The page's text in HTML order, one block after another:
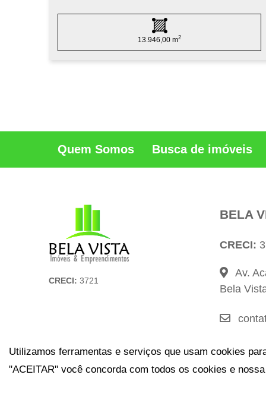
13.946,00 m2
Quem Somos Busca de imóveis
Utilizamos ferramentas e serviços que usam cookies
"ACEITAR" você concorda com todos os cookies e nossa
CRECI:3721
BELA
CRECI:
Av.
Bela
(31)